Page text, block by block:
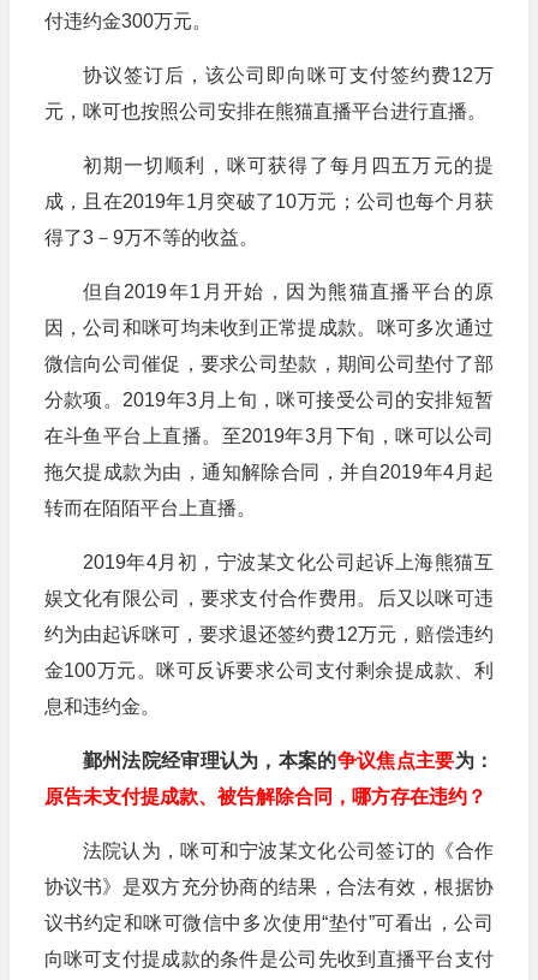
付违约金300万元。
协议签订后，该公司即向咪可支付签约费12万
元，咪可也按照公司安排在熊猫直播平台进行直播。
初期一切顺利，咪可获得了每月四五万元的提
成，且在2019年1月突破了10万元；公司也每个月获
得了3－9万不等的收益。
但自2019年1月开始，因为熊猫直播平台的原
因，公司和咪可均未收到正常提成款。咪可多次通过
微信向公司催促，要求公司垫款，期间公司垫付了部
分款项。2019年3月上旬，咪可接受公司的安排短暂
在斗鱼平台上直播。至2019年3月下旬，咪可以公司
拖欠提成款为由，通知解除合同，并自2019年4月起
转而在陌陌平台上直播。
2019年4月初，宁波某文化公司起诉上海熊猫互
娱文化有限公司，要求支付合作费用。后又以咪可违
约为由起诉咪可，要求退还签约费12万元，赔偿违约
金100万元。咪可反诉要求公司支付剩余提成款、利
息和违约金。
鄞州法院经审理认为，本案的争议焦点主要为：
原告未支付提成款、被告解除合同，哪方存在违约？
法院认为，咪可和宁波某文化公司签订的《合作
协议书》是双方充分协商的结果，合法有效，根据协
议书约定和咪可微信中多次使用“垫付”可看出，公司
向咪可支付提成款的条件是公司先收到直播平台支付